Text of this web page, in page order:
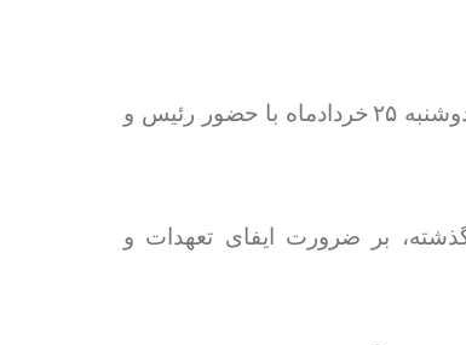
۲۵ خردادماه با حضور رئیس و
بر ضرورت ایفای تعهدات و